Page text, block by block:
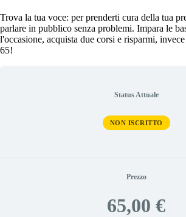
Trova la tua voce: per prenderti cura della tua
parlare in pubblico senza problemi. Impara le
l'occasione, acquista due corsi e risparmi,
65!
Status Attuale
NON ISCRITTO
Prezzo
65,00 €